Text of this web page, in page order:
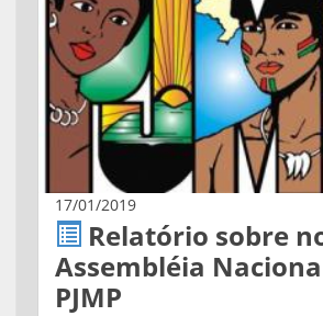
17/01/2019
Relatório sobre
Assembléia
PJMP